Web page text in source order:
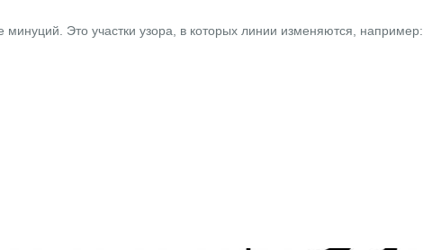
минуций. Это участки узора, в которых линии изменяются, например: